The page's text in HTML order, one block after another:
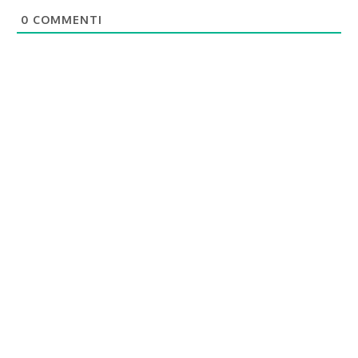
0 COMMENTI